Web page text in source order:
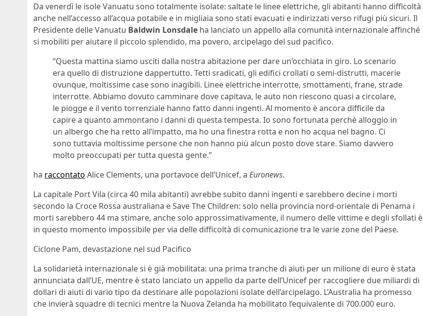
Da venerdì le isole Vanuatu sono totalmente isolate: saltate le linee elettriche, gli abitanti hanno difficoltà
anche nell’accesso all’acqua potabile e in migliaia sono stati evacuati e indirizzati verso rifugi più sicuri. Il
Presidente delle Vanuatu Baldwin Lonsdale ha lanciato un appello alla comunità internazionale affinché
si mobiliti per aiutare il piccolo splendido, ma povero, arcipelago del sud pacifico.
“Questa mattina siamo usciti dalla nostra abitazione per dare un’occhiata in giro. Lo scenario
era quello di distruzione dappertutto. Tetti sradicati, gli edifici crollati o semi-distrutti, macerie
ovunque, moltissime case sono inagibili. Linee elettriche interrotte, smottamenti, frane, strade
interrotte. Abbiamo dovuto camminare dove capitava, le auto non riescono quasi a circolare,
le piogge e il vento torrenziale hanno fatto danni ingenti. Al momento è ancora difficile da
capire a quanto ammontano i danni di questa tempesta. Io sono fortunata perchè alloggio in
un albergo che ha retto all’impatto, ma ho una finestra rotta e non ho acqua nel bagno. Ci
sono tuttavia moltissime persone che non hanno più alcun posto dove stare. Siamo davvero
molto preoccupati per tutta questa gente.”
ha raccontato Alice Clements, una portavoce dell’Unicef, a Euronews.
La capitale Port Vila (circa 40 mila abitanti) avrebbe subito danni ingenti e sarebbero decine i morti
secondo la Croce Rossa australiana e Save The Children: solo nella provincia nord-orientale di Penama i
morti sarebbero 44 ma stimare, anche solo approssimativamente, il numero delle vittime e degli sfollati è
in questo momento impossibile per via delle difficoltà di comunicazione tra le varie zone del Paese.
Ciclone Pam, devastazione nel sud Pacifico
La solidarietà internazionale si è già mobilitata: una prima tranche di aiuti per un milione di euro è stata
annunciata dall’UE, mentre è stato lanciato un appello da parte dell’Unicef per raccogliere due miliardi di
dollari di aiuti di vario tipo da destinare alle popolazioni isolate dell’arcipelago. L’Australia ha promesso
che invierà squadre di tecnici mentre la Nuova Zelanda ha mobilitato l’equivalente di 700.000 euro.